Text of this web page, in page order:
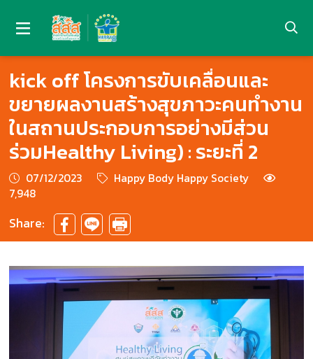
kick off โครงการขับเคลื่อนและ
ขยายผลงานสร้างสุขภาวะคนทำงาน
ในสถานประกอบการอย่างมีส่วน
ร่วมHealthy Living) : ระยะที่ 2
07/12/2023
Happy Body Happy Society
7,948
Share: